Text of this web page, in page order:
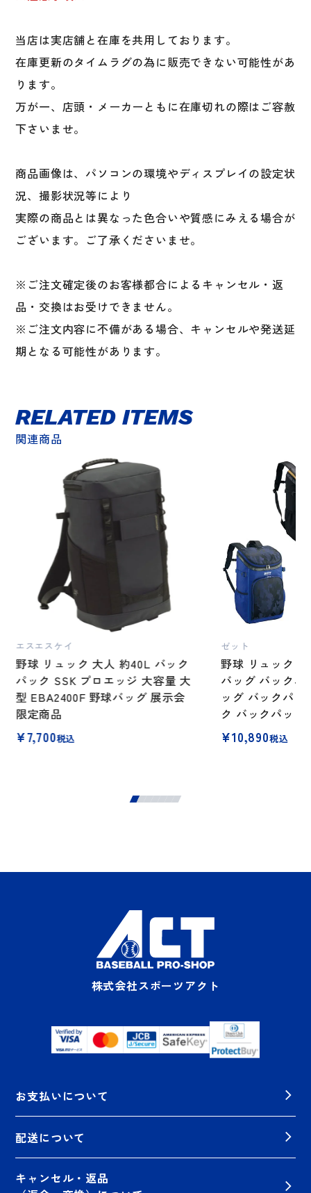
当店は実店舗と在庫を共用しております。
在庫更新のタイムラグの為に販売できない可能性があ
ります。
万が一、店頭・メーカーともに在庫切れの際はご容赦
下さいませ。
商品画像は、パソコンの環境やディスプレイの設定状
況、撮影状況等により
実際の商品とは異なった色合いや質感にみえる場合が
ございます。ご了承くださいませ。
※ご注文確定後のお客様都合によるキャンセル・返
品・交換はお受けできません。
※ご注文内容に不備がある場合、キャンセルや発送延
期となる可能性があります。
関連商品
RELATED ITEMS
エスエスケイ
野球 リュック 大人 約40L バック
パック SSK プロエッジ 大容量 大
型 EBA2400F 野球バッグ 展示会
限定商品
¥7,700税込
ゼット
野球 リュック
バッグ バックパ
ッグ バックパ
ク バックパック
¥10,890税込
株式会社スポーツアクト
お支払いについて
配送について
キャンセル・返品